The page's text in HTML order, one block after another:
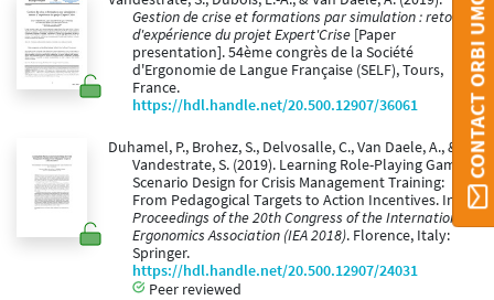
Gestion de crise et formations par simulation : retour
d'expérience du projet Expert'Crise [Paper
presentation]. 54ème congrès de la Société
d'Ergonomie de Langue Française (SELF), Tours,
France.
https://hdl.handle.net/20.500.12907/36061
Duhamel, P., Brohez, S., Delvosalle, C., Van Daele, A., &
Vandestrate, S. (2019). Learning Role-Playing Game
Scenario Design for Crisis Management Training:
From Pedagogical Targets to Action Incentives. In
Proceedings of the 20th Congress of the International
Ergonomics Association (IEA 2018). Florence, Italy:
Springer.
https://hdl.handle.net/20.500.12907/24031
Peer reviewed
CONTACT ORBI UMONS